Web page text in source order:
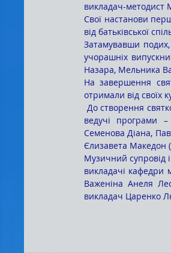
викладач-методист
Свої настанови
від батьківської
Затамувавши подих,
учорашніх
Назара, Мельника
На завершення
отримали від своїх
ведучі програми
Семенова Діана,
Єлизавета Македон
Музичний супровід
викладачі кафедри
Важеніна Анеля
викладач Царенко